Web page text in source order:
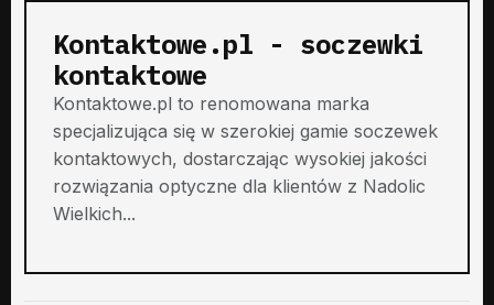
Kontaktowe.pl - soczewki
kontaktowe
Kontaktowe.pl to renomowana marka
specjalizująca się w szerokiej gamie soczewek
kontaktowych, dostarczając wysokiej jakości
rozwiązania optyczne dla klientów z Nadolic
Wielkich...